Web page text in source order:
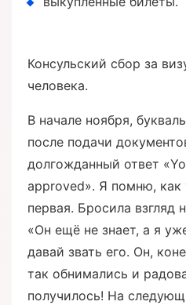
Консульский сбор за
человека.
В начале ноября,
после подачи
долгожданный ответ
approved». Я помню, как
первая. Бросила взгляд
«Он ещё не знает, а я
давай звать его. Он,
так обнимались и
получилось! На